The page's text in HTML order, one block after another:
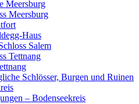
Meersburg
Meersburg
Haus
Salem
Tettnang
Schlösser, Burgen und Ruinen
– Bodenseekreis